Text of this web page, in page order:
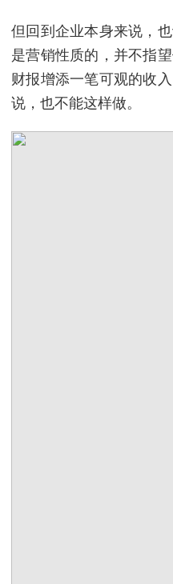
但回到企业本身来说，
是营销性质的，并不指
财报增添一笔可观的收
说，也不能这样做。